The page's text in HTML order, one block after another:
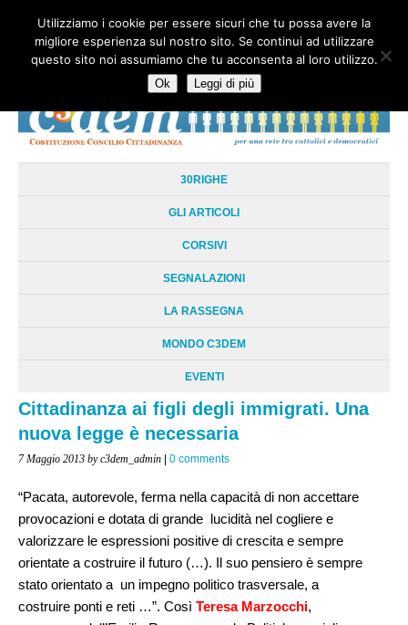
HOME CHI SIAMO LA RETE LE RADICI DOCUMENTAZIONE
AREE TEMATICHE
30RIGHE
GLI ARTICOLI
CORSIVI
SEGNALAZIONI
LA RASSEGNA
MONDO C3DEM
EVENTI
Cittadinanza ai figli degli immigrati. Una
nuova legge è necessaria
7 Maggio 2013 by c3dem_admin | 0 comments
“Pacata, autorevole, ferma nella capacità di non accettare
provocazioni e dotata di grande lucidità nel cogliere e
valorizzare le espressioni positive di crescita e sempre
orientate a costruire il futuro (…). Il suo pensiero è sempre
stato orientato a un impegno politico trasversale, a
costruire ponti e reti …”. Così Teresa Marzocchi,
Utilizziamo i cookie per essere sicuri che tu possa avere la
migliore esperienza sul nostro sito. Se continui ad utilizzare
questo sito noi assumiamo che tu acconsenta al loro utilizzo.
Ok Leggi di più